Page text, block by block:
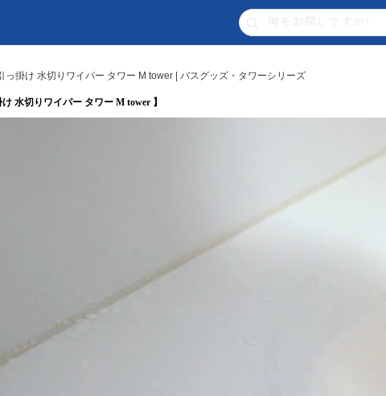
っ掛け 水切りワイパー タワー M tower | バスグッズ・タワーシリーズ
け 水切りワイパー タワー M tower 】